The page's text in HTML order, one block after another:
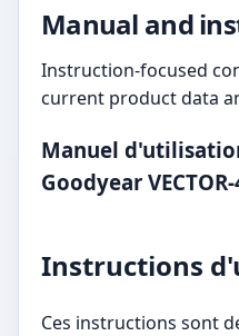
Manual and
Instruction-focused
current product data
Manuel
Goodyear
Instructions
Ces instructions sont